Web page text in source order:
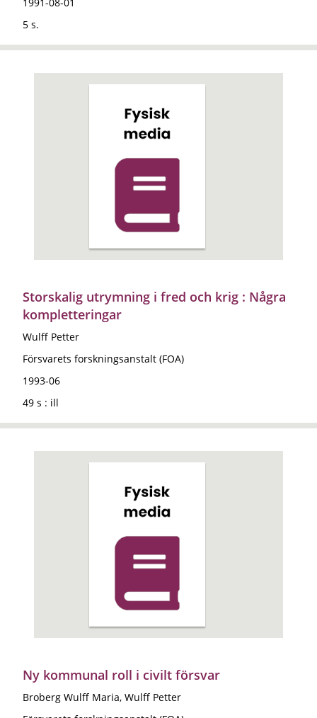
5 s.
Storskalig utrymning i fred och krig : Några
kompletteringar
Wulff Petter
Försvarets forskningsanstalt (FOA)
1993-06
49 s : ill
Ny kommunal roll i civilt försvar
Broberg Wulff Maria, Wulff Petter